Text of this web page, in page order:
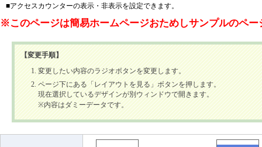
■アクセスカウンターの表示・非表示を設定できます。
※このページは簡易ホームページおためしサンプルのペー
【変更手順】
変更したい内容のラジオボタンを変更します。
ページ下にある「レイアウトを見る」ボタンを押します。
現在選択しているデザインが別ウィンドウで開きます。
※内容はダミーデータです。